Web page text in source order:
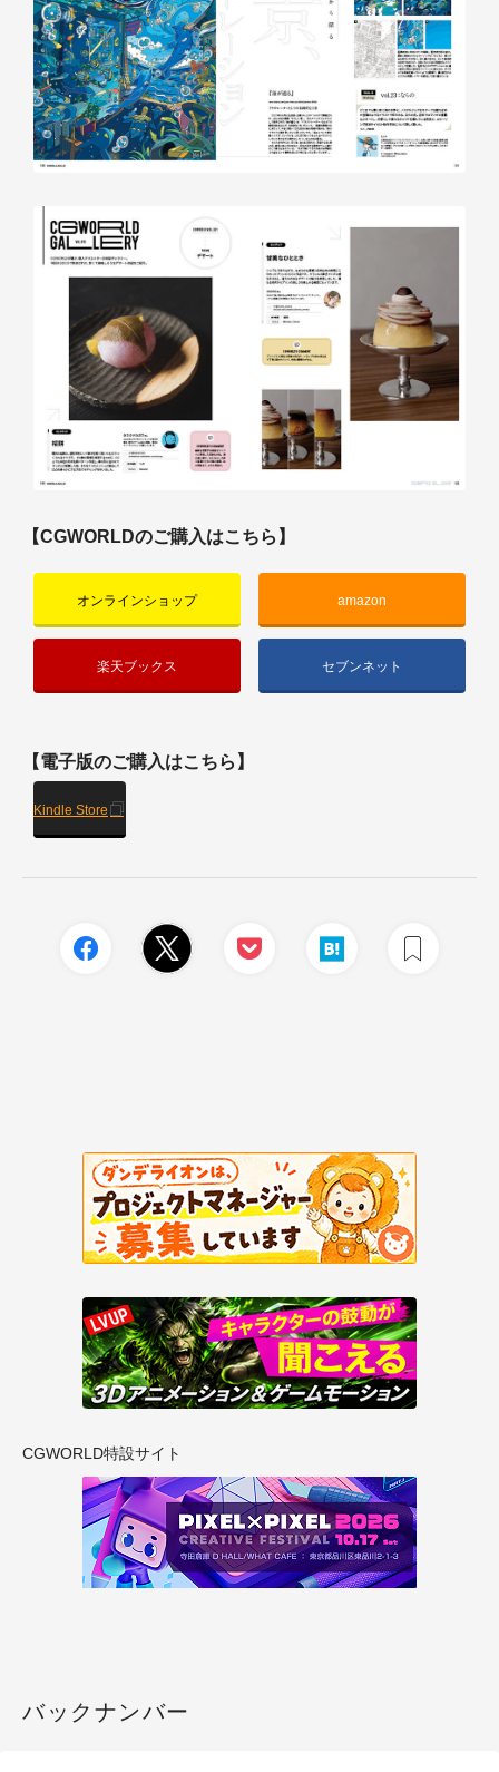
【CGWORLDのご購入はこちら】
オンラインショップ amazon
楽天ブックス セブンネット
【電子版のご購入はこちら】
Kindle Store
CGWORLD特設サイト
バックナンバー